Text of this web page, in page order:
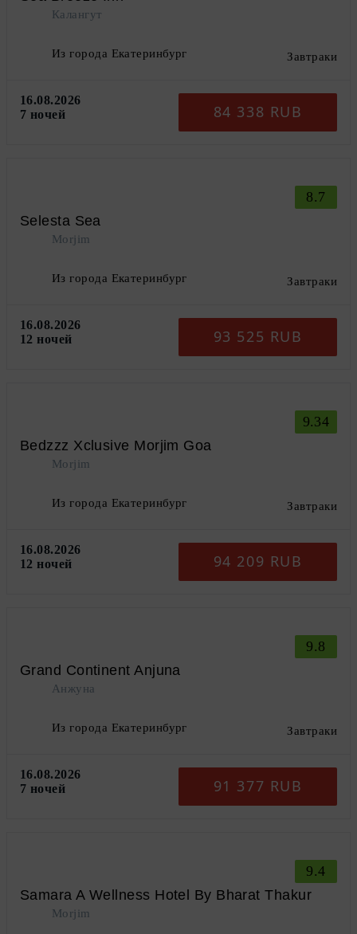
Калангут
Из города Екатеринбург Завтраки
16.08.2026
7 ночей
84 338 RUB
8.7
Selesta Sea
Morjim
Из города Екатеринбург Завтраки
16.08.2026
12 ночей
93 525 RUB
9.34
Bedzzz Xclusive Morjim Goa
Morjim
Из города Екатеринбург Завтраки
16.08.2026
12 ночей
94 209 RUB
9.8
Grand Continent Anjuna
Анжуна
Из города Екатеринбург Завтраки
16.08.2026
7 ночей
91 377 RUB
9.4
Samara A Wellness Hotel By Bharat Thakur
Morjim